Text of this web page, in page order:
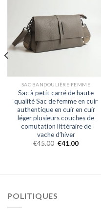
SAC BANDOULIÈRE FEMME
Sac à petit carré de haute
qualité Sac de femme en cuir
authentique en cuir en cuir
léger plusieurs couches de
comutation littéraire de
vache d’hiver
€45.00 €41.00
POLITIQUES